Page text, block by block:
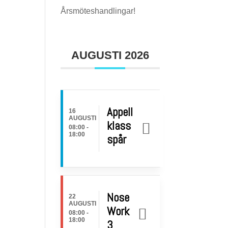
Årsmöteshandlingar!
AUGUSTI 2026
16
AUGUSTI
08:00 -
18:00
Appell
klass
spår
22
AUGUSTI
08:00 -
18:00
Nose
Work
3